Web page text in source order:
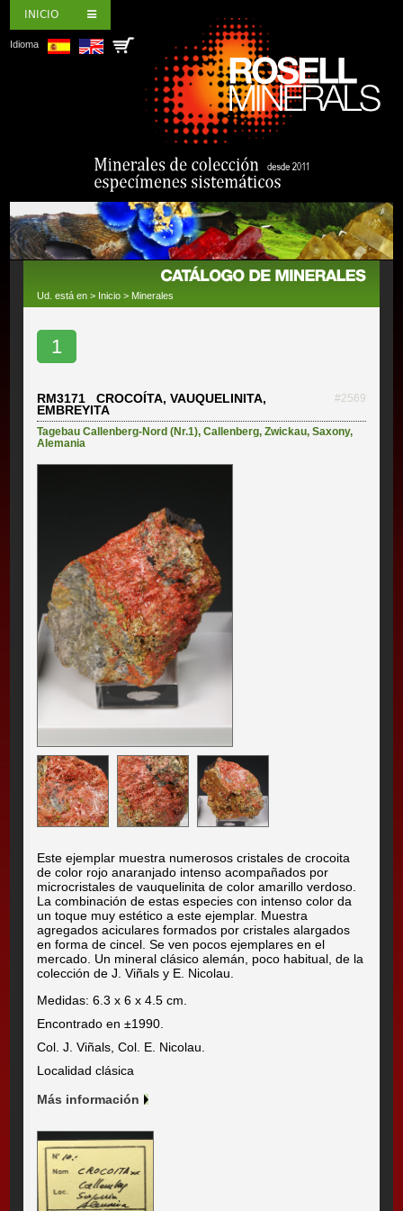
INICIO
Idioma
Ud. está en > Inicio > Minerales
1
RM3171 CROCOÍTA, VAUQUELINITA,
EMBREYITA
#2569
Tagebau Callenberg-Nord (Nr.1),Callenberg,Zwickau,Saxony,
Alemania
Este ejemplar muestra numerosos cristales de crocoita
de color rojo anaranjado intenso acompañados por
microcristales de vauquelinita de color amarillo verdoso.
La combinación de estas especies con intenso color da
un toque muy estético a este ejemplar. Muestra
agregados aciculares formados por cristales alargados
en forma de cincel. Se ven pocos ejemplares en el
mercado. Un mineral clásico alemán, poco habitual, de la
colección de J. Viñals y E. Nicolau.
Medidas: 6.3 x 6 x 4.5 cm.
Encontrado en ±1990.
Col. J. Viñals, Col. E. Nicolau.
Localidad clásica
Más información